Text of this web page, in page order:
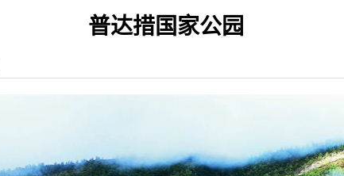
普达措国家公园